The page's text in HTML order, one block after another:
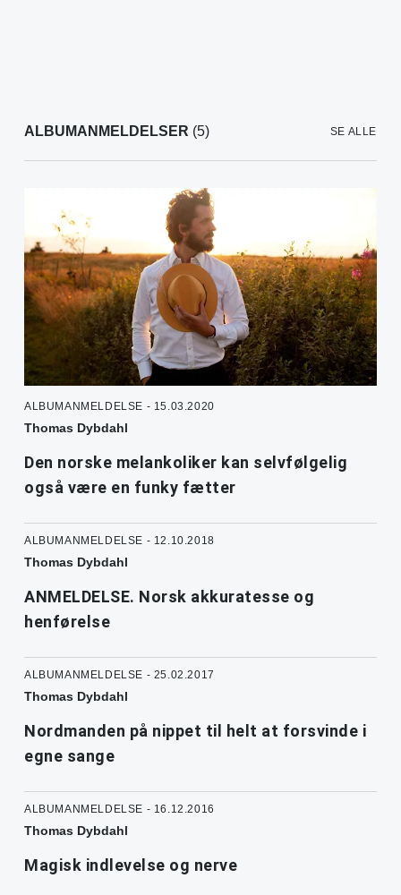
ALBUMANMELDELSER (5) SE ALLE
ALBUMANMELDELSE - 15.03.2020
Thomas Dybdahl
Den norske melankoliker kan selvfølgelig
også være en funky fætter
ALBUMANMELDELSE - 12.10.2018
Thomas Dybdahl
ANMELDELSE. Norsk akkuratesse og
henførelse
ALBUMANMELDELSE - 25.02.2017
Thomas Dybdahl
Nordmanden på nippet til helt at forsvinde i
egne sange
ALBUMANMELDELSE - 16.12.2016
Thomas Dybdahl
Magisk indlevelse og nerve